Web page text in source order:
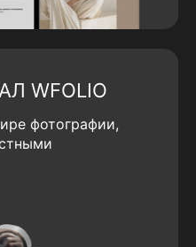
WFOLIO
фотографии,